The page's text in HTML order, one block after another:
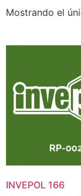
Mostrando el
INVEPOL 166